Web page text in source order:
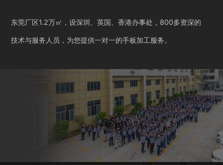
东莞厂区1.2万㎡，设深圳、英国、香港办事处，800多资深的
技术与服务人员，为您提供一对一的手板加工服务。